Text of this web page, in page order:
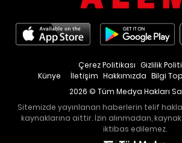
Künye İletişim Hakkımızda Bilgi
Çerez Politikası Gizlilik
2026 © Tüm Medya Hakları
Sitemizde yayınlanan haberlerin telif
kaynaklarına aittir. İzin alınmadan,
iktibas edilemez.